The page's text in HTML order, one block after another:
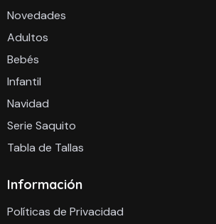
Novedades
Adultos
Bebés
Infantil
Navidad
Serie Saquito
Tabla de Tallas
Información
Políticas de Privacidad